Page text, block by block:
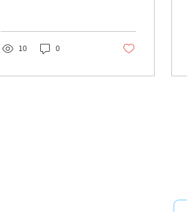
したりして、栄養不足に
陥りがちです。すると、
疲れやだるさなどを感じ
10 0